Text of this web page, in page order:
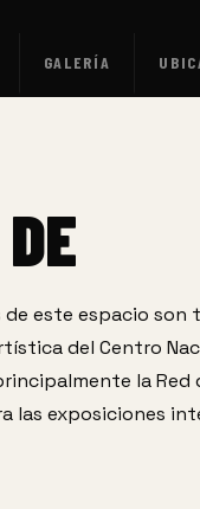
GALERÍA
de este espacio
del Centro
la
las exposiciones